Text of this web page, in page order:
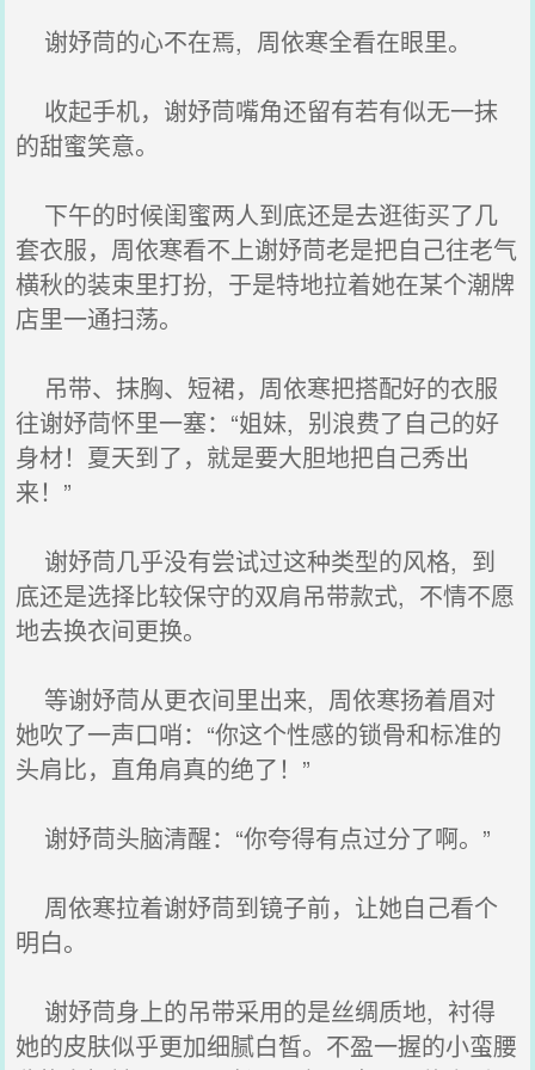
谢妤茼的心不在焉, 周依寒全看在眼里。
收起手机，谢妤茼嘴角还留有若有似无一抹
的甜蜜笑意。
下午的时候闺蜜两人到底还是去逛街买了几
套衣服，周依寒看不上谢妤茼老是把自己往老气
横秋的装束里打扮, 于是特地拉着她在某个潮牌
店里一通扫荡。
吊带、抹胸、短裙，周依寒把搭配好的衣服
往谢妤茼怀里一塞：“姐妹, 别浪费了自己的好
身材！夏天到了，就是要大胆地把自己秀出
来！”
谢妤茼几乎没有尝试过这种类型的风格, 到
底还是选择比较保守的双肩吊带款式, 不情不愿
地去换衣间更换。
等谢妤茼从更衣间里出来, 周依寒扬着眉对
她吹了一声口哨：“你这个性感的锁骨和标准的
头肩比，直角肩真的绝了！”
谢妤茼头脑清醒：“你夸得有点过分了啊。”
周依寒拉着谢妤茼到镜子前，让她自己看个
明白。
谢妤茼身上的吊带采用的是丝绸质地, 衬得
她的皮肤似乎更加细腻白皙。不盈一握的小蛮腰